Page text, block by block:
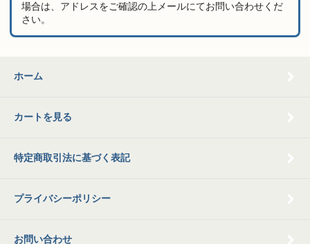
場合は、アドレスをご確認の上メールにてお問い合わせくだ
さい。
ホーム
カートを見る
特定商取引法に基づく表記
プライバシーポリシー
お問い合わせ